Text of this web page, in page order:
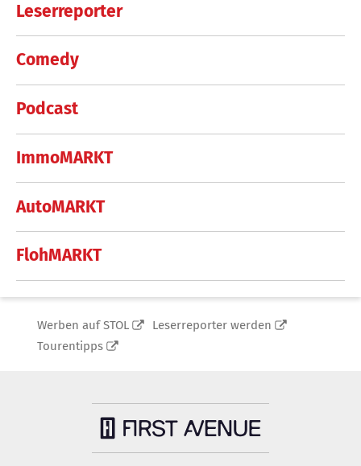
Leserreporter
Comedy
Podcast
ImmoMARKT
AutoMARKT
FlohMARKT
Werben auf STOL
Leserreporter werden
Tourentipps